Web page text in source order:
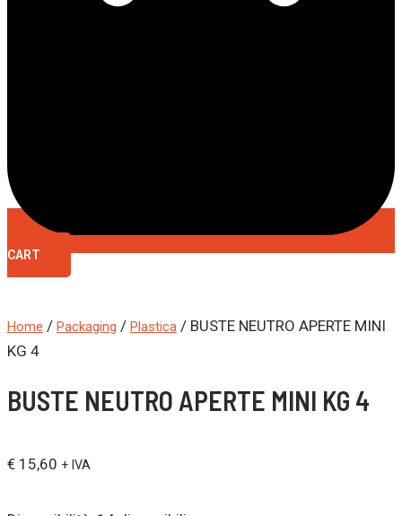
CART
Home / Packaging / Plastica / BUSTE NEUTRO APERTE MINI
KG 4
BUSTE NEUTRO APERTE MINI KG 4
€ 15,60 + IVA